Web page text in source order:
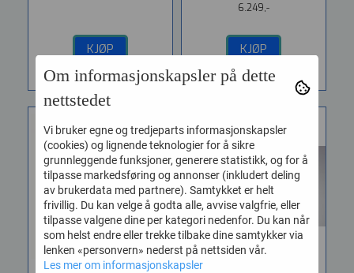
KJØP
6.249,-
KJØP
Om informasjonskapsler på dette
nettstedet
Vi bruker egne og tredjeparts informasjonskapsler
(cookies) og lignende teknologier for å sikre
grunnleggende funksjoner, generere statistikk, og for å
tilpasse markedsføring og annonser (inkludert deling
av brukerdata med partnere). Samtykket er helt
frivillig. Du kan velge å godta alle, avvise valgfrie, eller
tilpasse valgene dine per kategori nedenfor. Du kan når
som helst endre eller trekke tilbake dine samtykker via
lenken «personvern» nederst på nettsiden vår.
Les mer om informasjonskapsler